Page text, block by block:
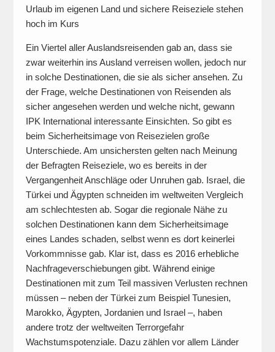
Urlaub im eigenen Land und sichere Reiseziele stehen
hoch im Kurs
Ein Viertel aller Auslandsreisenden gab an, dass sie
zwar weiterhin ins Ausland verreisen wollen, jedoch nur
in solche Destinationen, die sie als sicher ansehen. Zu
der Frage, welche Destinationen von Reisenden als
sicher angesehen werden und welche nicht, gewann
IPK International interessante Einsichten. So gibt es
beim Sicherheitsimage von Reisezielen große
Unterschiede. Am unsichersten gelten nach Meinung
der Befragten Reiseziele, wo es bereits in der
Vergangenheit Anschläge oder Unruhen gab. Israel, die
Türkei und Ägypten schneiden im weltweiten Vergleich
am schlechtesten ab. Sogar die regionale Nähe zu
solchen Destinationen kann dem Sicherheitsimage
eines Landes schaden, selbst wenn es dort keinerlei
Vorkommnisse gab. Klar ist, dass es 2016 erhebliche
Nachfrageverschiebungen gibt. Während einige
Destinationen mit zum Teil massiven Verlusten rechnen
müssen – neben der Türkei zum Beispiel Tunesien,
Marokko, Ägypten, Jordanien und Israel –, haben
andere trotz der weltweiten Terrorgefahr
Wachstumspotenziale. Dazu zählen vor allem Länder